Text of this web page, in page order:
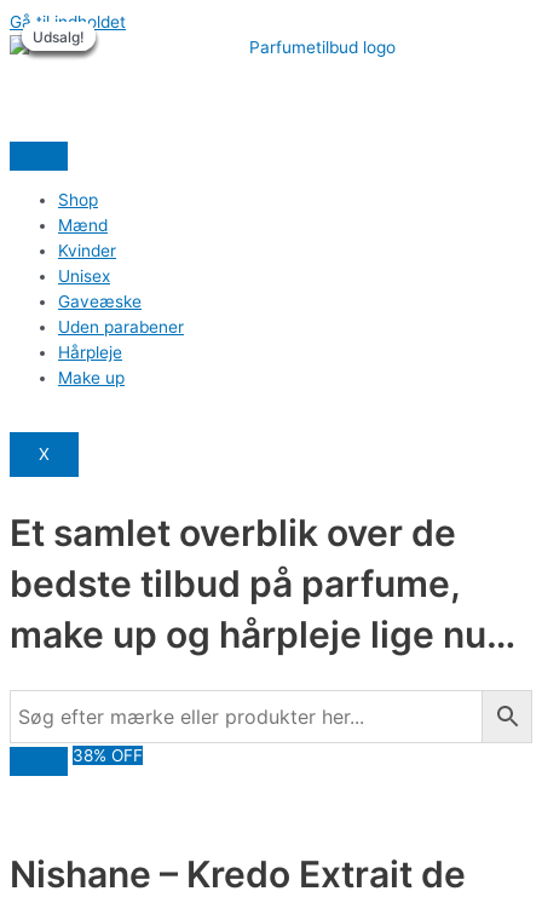
Gå til indholdet
Shop
Mænd
Kvinder
Unisex
Gaveæske
Uden parabener
Hårpleje
Make up
X
Et samlet overblik over de
bedste tilbud på parfume,
make up og hårpleje lige nu…
38% OFF
Nishane – Kredo Extrait de
Udsalg!
Udsalg!
Udsalg!
Udsalg!
Udsalg!
Udsalg!